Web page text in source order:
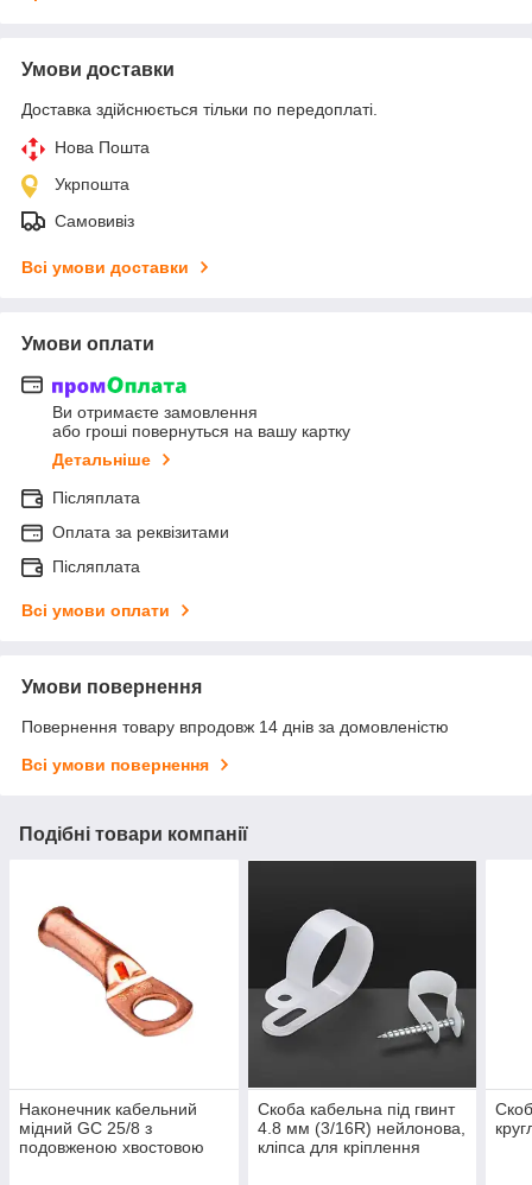
Умови доставки
Доставка здійснюється тільки по передоплаті.
Нова Пошта
Укрпошта
Самовивіз
Всі умови доставки
Умови оплати
Ви отримаєте замовлення
або гроші повернуться на вашу картку
Детальніше
Післяплата
Оплата за реквізитами
Післяплата
Всі умови оплати
Умови повернення
Повернення товару впродовж 14 днів за домовленістю
Всі умови повернення
Подібні товари компанії
Наконечник кабельний
мідний GC 25/8 з
подовженою хвостовою
Скоба кабельна під гвинт
4.8 мм (3/16R) нейлонова,
кліпса для кріплення